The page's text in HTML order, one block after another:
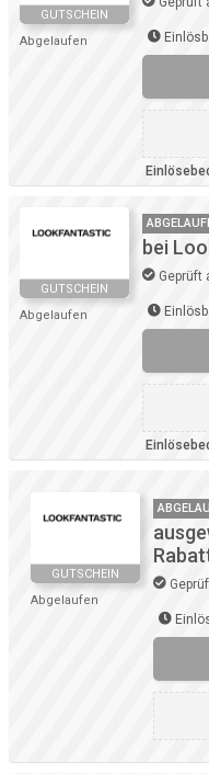
GUTSCHEIN
Abgelaufen
GUTSCHEIN
Abgelaufen
bei
Geprüft
GUTSCHEIN
Abgelaufen